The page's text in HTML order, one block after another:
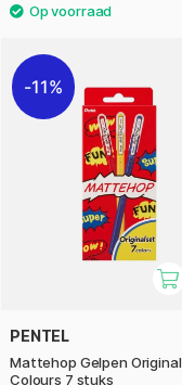
11%
PENTEL
Mattehop Gelpen Original
Colours 7 stuks